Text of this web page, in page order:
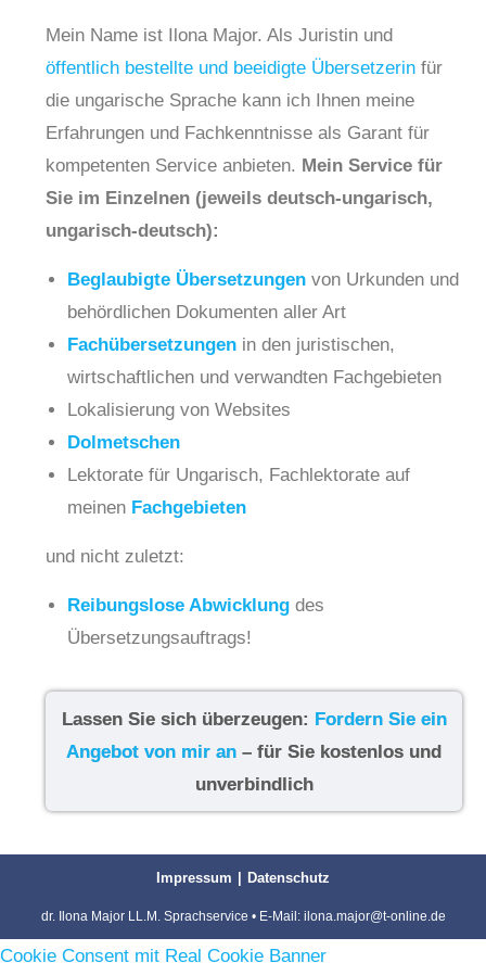
Mein Name ist Ilona Major. Als Juristin und
öffentlich bestellte und beeidigte Übersetzerin für
die ungarische Sprache kann ich Ihnen meine
Erfahrungen und Fachkenntnisse als Garant für
kompetenten Service anbieten. Mein Service für
Sie im Einzelnen (jeweils deutsch-ungarisch,
ungarisch-deutsch):
Beglaubigte Übersetzungen von Urkunden und
behördlichen Dokumenten aller Art
Fachübersetzungen in den juristischen,
wirtschaftlichen und verwandten Fachgebieten
Lokalisierung von Websites
Dolmetschen
Lektorate für Ungarisch, Fachlektorate auf
meinen Fachgebieten
und nicht zuletzt:
Reibungslose Abwicklung des
Übersetzungsauftrags!
Lassen Sie sich überzeugen: Fordern Sie ein
Angebot von mir an – für Sie kostenlos und
unverbindlich
Impressum Datenschutz
dr. Ilona Major LL.M. Sprachservice • E-Mail: ilona.major@t-online.de
Cookie Consent mit Real Cookie Banner